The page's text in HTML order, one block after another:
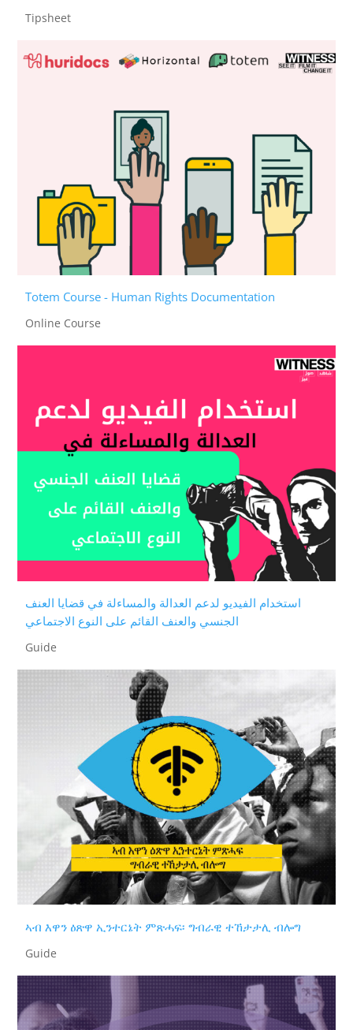
Tipsheet
Totem Course - Human Rights Documentation
Online Course
استخدام الفيديو لدعم العدالة والمساءلة في قضايا العنف
الجنسي والعنف القائم على النوع الاجتماعي
Guide
ኣብ እዋን ዕጽዋ ኢንተርኔት ምጽሓፍ፡ ግብራዊ ተኸታታሊ ብሎግ
Guide